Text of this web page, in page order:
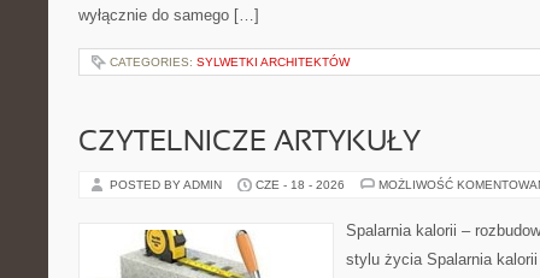
wyłącznie do samego […]
CATEGORIES: SYLWETKI ARCHITEKTÓW
CZYTELNICZE ARTYKUŁY
POSTED BY ADMIN CZE - 18 - 2026 MOŻLIWOŚĆ
Spalarnia kalorii –
stylu życia Spalarnia